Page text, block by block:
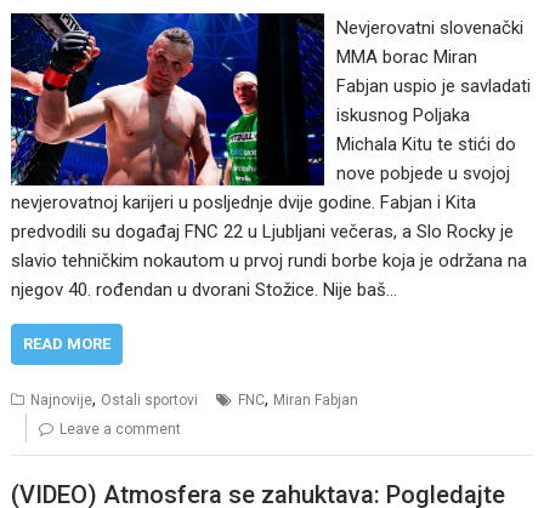
Nevjerovatni slovenački
MMA borac Miran
Fabjan uspio je savladati
iskusnog Poljaka
Michala Kitu te stići do
nove pobjede u svojoj
nevjerovatnoj karijeri u posljednje dvije godine. Fabjan i Kita
predvodili su događaj FNC 22 u Ljubljani večeras, a Slo Rocky je
slavio tehničkim nokautom u prvoj rundi borbe koja je održana na
njegov 40. rođendan u dvorani Stožice. Nije baš…
READ MORE
Najnovije, Ostali sportovi FNC, Miran Fabjan
Leave a comment
(VIDEO) Atmosfera se zahuktava: Pogledajte